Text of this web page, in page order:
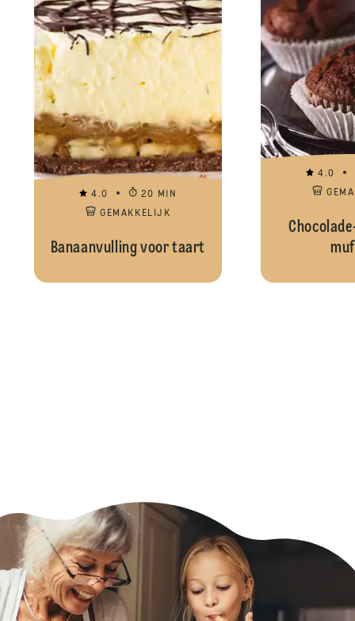
4.0
20 MIN
GEMAKKELIJK
Banaanvulling voor taart
4.0